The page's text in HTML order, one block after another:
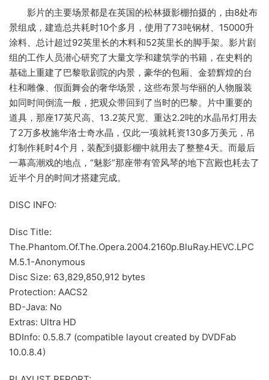
影片的主要场景都是在英国的松林摄影棚拍摄的，由8处布
景组成，建造总共耗时10个多月，使用了73吨钢材、15000升
涂料、总计超过92英里长的木料和52英里长的脚手架。影片剧
组的工作人员潜心研究了大量文学和建筑学的书籍，在史料的
基础上重建了巴黎歌剧院的内景，豪华的包厢、金碧辉煌的台
柱和雕像、假面舞会的奢华场景，这些布景与华丽的人物服装
如同时间倒流一般，把观众带回到了当时的巴黎。片中重要的
道具，那座17英尺高、13.2英尺宽、重达2.2吨的水晶吊灯用去
了2万多枚施华洛士奇水晶，仅此一项就耗资130多万美元，吊
灯制作耗时4个月，装配到摄影棚中就用去了整整4天。而最后
一幕高潮戏的地点，“魅影”那座带有管风琴的地下宫殿也耗去了
近半个月的时间才搭建完成。
DISC INFO:
Disc Title:
The.Phantom.Of.The.Opera.2004.2160p.BluRay.HEVC.LPC
M.5.1-Anonymous
Disc Size: 63,829,850,912 bytes
Protection: AACS2
BD-Java: No
Extras: Ultra HD
BDInfo: 0.5.8.7 (compatible layout created by DVDFab
10.0.8.4)